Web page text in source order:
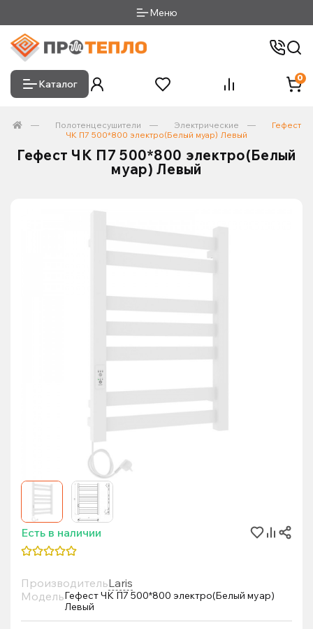
Меню
Каталог
0
Полотенцесушители Электрические
Гефест
ЧК П7 500*800 электро(Белый муар) Левый
Гефест ЧК П7 500*800 электро(Белый
муар) Левый
Есть в наличии
ПроизводительLaris
МодельГефест ЧК П7 500*800 электро(Белый муар)
Левый